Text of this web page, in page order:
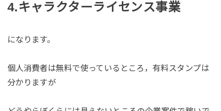
4.キャラクターライセンス事業
になります。
個人消費者は無料で使っているところ，有料スタンプは
分かりますが